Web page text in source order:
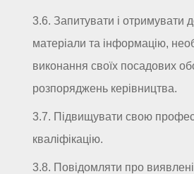
3.6. Запитувати і отримувати
матеріали та інформацію,
виконання своїх посадових
розпоряджень керівництва.
3.7. Підвищувати свою
кваліфікацію.
3.8. Повідомляти про виявлені